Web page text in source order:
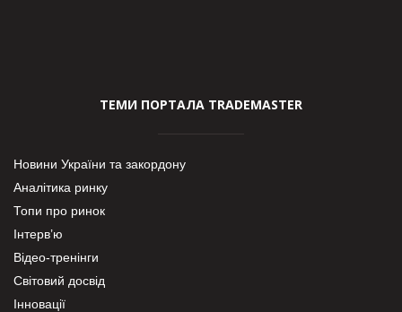
ТЕМИ ПОРТАЛА TRADEMASTER
Новини України та закордону
Аналітика ринку
Топи про ринок
Інтерв’ю
Відео-тренінги
Світовий досвід
Інновації